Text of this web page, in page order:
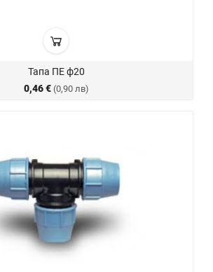
Тапа ПЕ ф20
0,46 € (0,90 лв)